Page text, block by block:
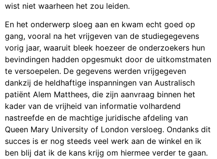
wist niet waarheen het zou leiden.
En het onderwerp sloeg aan en kwam echt goed op
gang, vooral na het vrijgeven van de studiegegevens
vorig jaar, waaruit bleek hoezeer de onderzoekers hun
bevindingen hadden opgesmukt door de uitkomstmaten
te versoepelen. De gegevens werden vrijgegeven
dankzij de heldhaftige inspanningen van Australisch
patiënt Alem Matthees, die zijn aanvraag binnen het
kader van de vrijheid van informatie volhardend
nastreefde en de machtige juridische afdeling van
Queen Mary University of London versloeg. Ondanks dit
succes is er nog steeds veel werk aan de winkel en ik
ben blij dat ik de kans krijg om hiermee verder te gaan.